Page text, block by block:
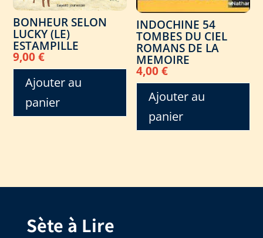
BONHEUR SELON
LUCKY (LE)
ESTAMPILLE
9,00€
Ajouter au
panier
INDOCHINE 54
TOMBES DU CIEL
ROMANS DE LA
MEMOIRE
4,00€
Ajouter au
panier
Sète à Lire